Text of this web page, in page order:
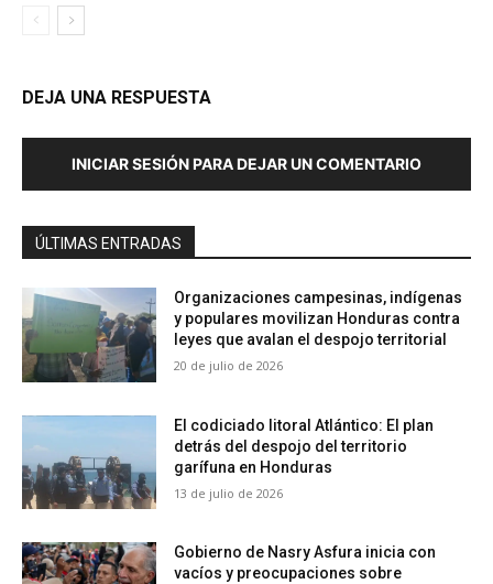
DEJA UNA RESPUESTA
INICIAR SESIÓN PARA DEJAR UN COMENTARIO
ÚLTIMAS ENTRADAS
Organizaciones campesinas, indígenas
y populares movilizan Honduras contra
leyes que avalan el despojo territorial
20 de julio de 2026
El codiciado litoral Atlántico: El plan
detrás del despojo del territorio
garífuna en Honduras
13 de julio de 2026
Gobierno de Nasry Asfura inicia con
vacíos y preocupaciones sobre